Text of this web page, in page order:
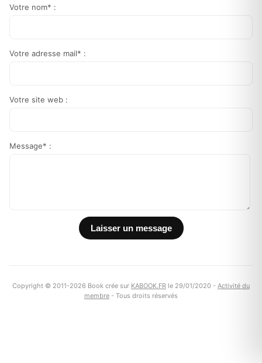
Votre nom* :
Votre adresse mail* :
Votre site web :
Message* :
Copyright © 2011-2026 Book crée sur KABOOK.FR le 29/01/2020 - Activité du
membre - Tous droits réservés